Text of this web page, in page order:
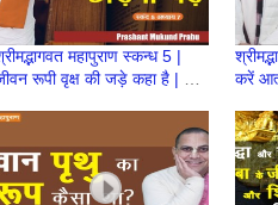
महापुराण स्कन्ध 5 |
रूपी वृक्ष की जड़े कहा है | BP
करें